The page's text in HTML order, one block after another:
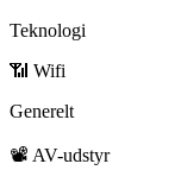
Teknologi
📶 Wifi
Generelt
📽️ AV-udstyr